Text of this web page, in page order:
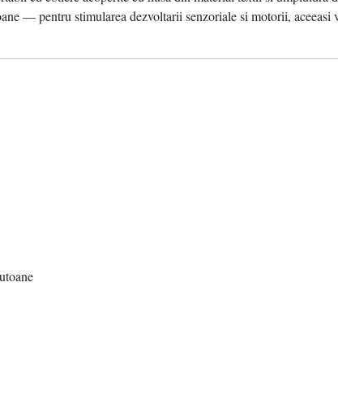
— pentru stimularea dezvoltarii senzoriale si motorii,